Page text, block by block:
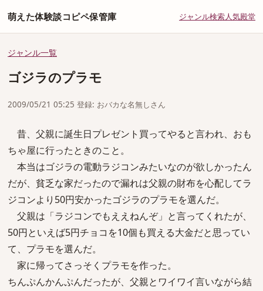
萌えた体験談コピペ保管庫 ジャンル検索人気殿堂
ジャンル一覧
ゴジラのプラモ
2009/05/21 05:25 登録: おバカな名無しさん
昔、父親に誕生日プレゼント買ってやると言われ、おも
ちゃ屋に行ったときのこと。
本当はゴジラの電動ラジコンみたいなのが欲しかったん
だが、貧乏な家だったので漏れは父親の財布を心配してラ
ジコンより50円安かったゴジラのプラモを選んだ。
父親は「ラジコンでもええねんぞ」と言ってくれたが、
50円といえば5円チョコを10個も買える大金だと思ってい
て、プラモを選んだ。
家に帰ってさっそくプラモを作った。
ちんぷんかんぷんだったが、父親とワイワイ言いながら結